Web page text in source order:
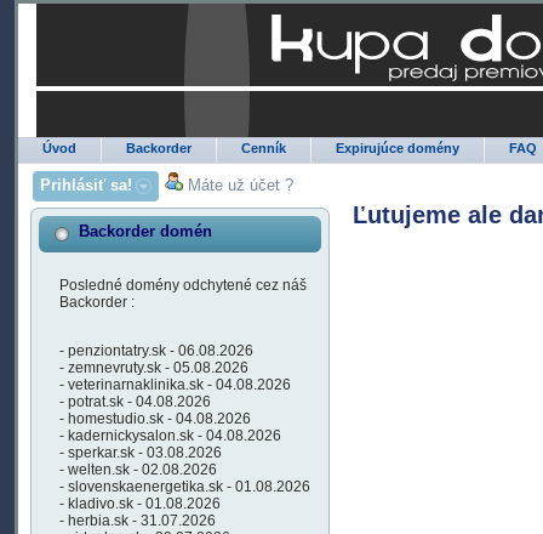
Úvod Backorder Cenník Expirujúce domény FAQ
Prihlásiť sa! Máte už účet ?
Backorder domén
Posledné domény odchytené cez náš
Backorder :
- penziontatry.sk - 06.08.2026
- zemnevruty.sk - 05.08.2026
- veterinarnaklinika.sk - 04.08.2026
- potrat.sk - 04.08.2026
- homestudio.sk - 04.08.2026
- kadernickysalon.sk - 04.08.2026
- sperkar.sk - 03.08.2026
- welten.sk - 02.08.2026
- slovenskaenergetika.sk - 01.08.2026
- kladivo.sk - 01.08.2026
- herbia.sk - 31.07.2026
Ľutujeme ale